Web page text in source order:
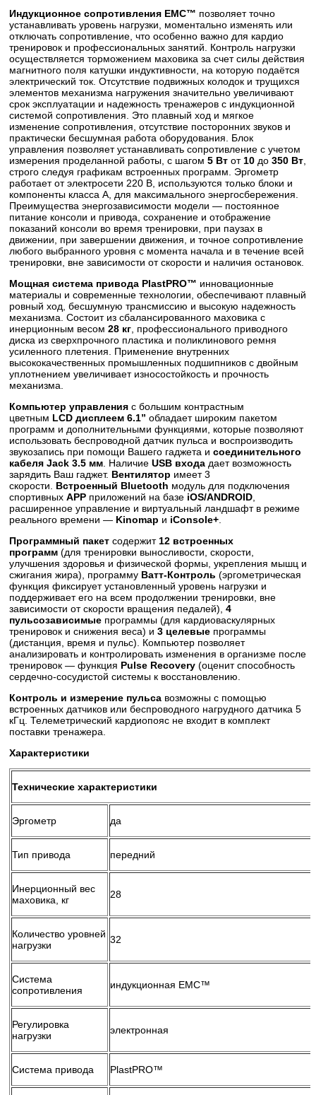
Индукционное сопротивления EMC™ позволяет точно
устанавливать уровень нагрузки, моментально изменять или
отключать сопротивление, что особенно важно для кардио
тренировок и профессиональных занятий. Контроль нагрузки
осуществляется торможением маховика за счет силы действия
магнитного поля катушки индуктивности, на которую подаётся
электрический ток. Отсутствие подвижных колодок и трущихся
элементов механизма нагружения значительно увеличивают
срок эксплуатации и надежность тренажеров с индукционной
системой сопротивления. Это плавный ход и мягкое
изменение сопротивления, отсутствие посторонних звуков и
практически бесшумная работа оборудования. Блок
управления позволяет устанавливать сопротивление с учетом
измерения проделанной работы, с шагом 5 Вт от 10 до 350 Вт
строго следуя графикам встроенных программ. Эргометр
работает от электросети 220 В, используются только блоки и
компоненты класса А, для максимального энергосбережения.
Преимущества энергозависимости модели — постоянное
питание консоли и привода, сохранение и отображение
показаний консоли во время тренировки, при паузах в
движении, при завершении движения, и точное сопротивление
любого выбранного уровня с момента начала и в течение всей
тренировки, вне зависимости от скорости и наличия остановок.
Мощная система привода PlastPRO™ инновационные
материалы и современные технологии, обеспечивают плавный
ровный ход, бесшумную трансмиссию и высокую надежность
механизма. Состоит из сбалансированного маховика с
инерционным весом 28 кг , профессионального приводного
диска из сверхпрочного пластика и поликлинового ремня
усиленного плетения. Применение внутренних
высококачественных промышленных подшипников с двойным
уплотнением увеличивает износостойкость и прочность
механизма.
Компьютер управления с большим контрастным
цветным LCD дисплеем 6.1” обладает широким пакетом
программ и дополнительными функциями, которые позволяют
использовать беспроводной датчик пульса и воспроизводить
звукозапись при помощи Вашего гаджета и соединительного
кабеля Jack 3.5 мм . Наличие USB входа дает возможность
зарядить Ваш гаджет. Вентилятор имеет 3
скорости. Встроенный Bluetooth модуль для подключения
спортивных APP приложений на базе iOS/ANDROID
расширенное управление и виртуальный ландшафт в режиме
реального времени — Kinomap и iConsole+
Программный пакет содержит 12 встроенных
программ (для тренировки выносливости, скорости,
улучшения здоровья и физической формы, укрепления мышц и
сжигания жира), программу Ватт-Контроль (эргометрическая
функция фиксирует установленный уровень нагрузки и
поддерживает его на всем продолжении тренировки, вне
зависимости от скорости вращения педалей), 4
пульсозависимые программы (для кардиоваскулярных
тренировок и снижения веса) и 3 целевые программы
(дистанция, время и пульс). Компьютер позволяет
анализировать и контролировать изменения в организме после
тренировок — функция Pulse Recovery (оценит способность
сердечно-сосудистой системы к восстановлению.
Контроль и измерение пульса возможны с помощью
встроенных датчиков или беспроводного нагрудного датчика 5
кГц. Телеметрический кардиопояс не входит в комплект
поставки тренажера.
Характеристики
Технические характеристики
Эргометр да
Тип привода передний
Инерционный вес
маховика, кг
28
Количество уровней
нагрузки
32
Система
сопротивления
индукционная EMC™
Регулировка
нагрузки
электронная
Система привода PlastPRO™